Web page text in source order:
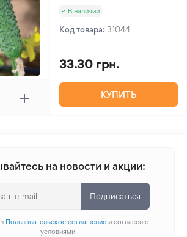
В наличии
Код товара: 31044
33.30 грн.
КУПИТЬ
на новости и акции:
Подписаться
Пользовательское соглашениеи согласен с
условиями